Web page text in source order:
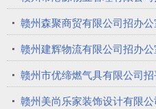
赣州森聚商贸有限公司招办公
赣州建辉物流有限公司招办公
赣州市优缔燃气具有限公司
赣州美尚乐家装饰设计有限